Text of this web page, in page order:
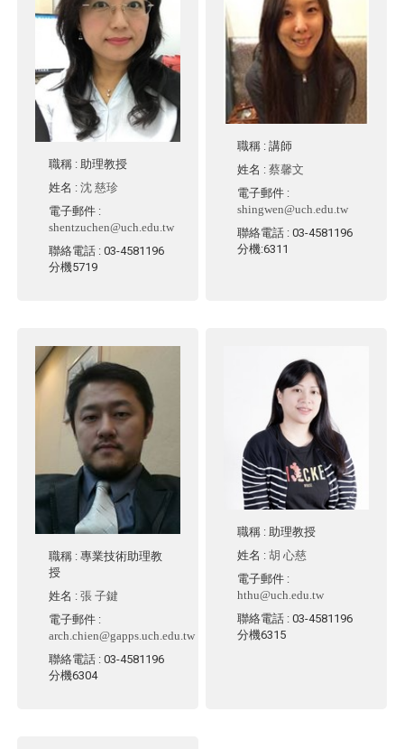
職稱 : 助理教授
姓名 :沈 慈珍
電子郵件 :
shentzuchen@uch.edu.tw
聯絡電話 : 03-4581196
分機5719
職稱 : 講師
姓名 :蔡馨文
電子郵件 :
shingwen@uch.edu.tw
聯絡電話 : 03-4581196
分機:6311
職稱 : 專業技術助理教
授
姓名 :張 子鍵
電子郵件 :
arch.chien@gapps.uch.edu.tw
聯絡電話 : 03-4581196
分機6304
職稱 : 助理教授
姓名 :胡 心慈
電子郵件 :
hthu@uch.edu.tw
聯絡電話 : 03-4581196
分機6315